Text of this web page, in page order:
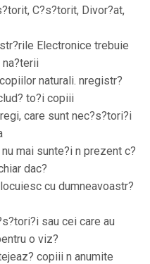
C?s?torit, Divor?at,
Electronice trebuie
na?terii
naturali. nregistr?
to?i copiii
care sunt nec?s?tori?i
mai sunte?i n prezent c?
dac?
cu dumneavoastr?
sau cei care au
o viz?
copiii n anumite